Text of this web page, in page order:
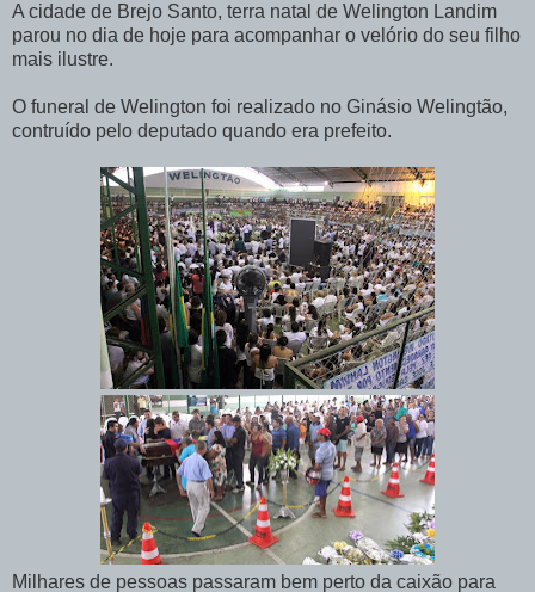
A cidade de Brejo Santo, terra natal de Welington Landim
parou no dia de hoje para acompanhar o velório do seu filho
mais ilustre.
O funeral de Welington foi realizado no Ginásio Welingtão,
contruído pelo deputado quando era prefeito.
Milhares de pessoas passaram bem perto da caixão para